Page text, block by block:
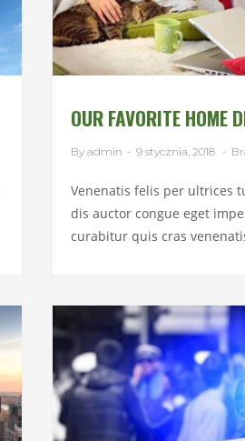
OUR FAVORITE HOME
By admin - 9 stycznia, 2018 -
Venenatis felis per ultrices
dis auctor congue eget
curabitur quis cras